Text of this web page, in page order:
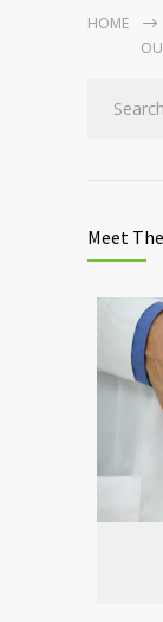
HOME
Meet